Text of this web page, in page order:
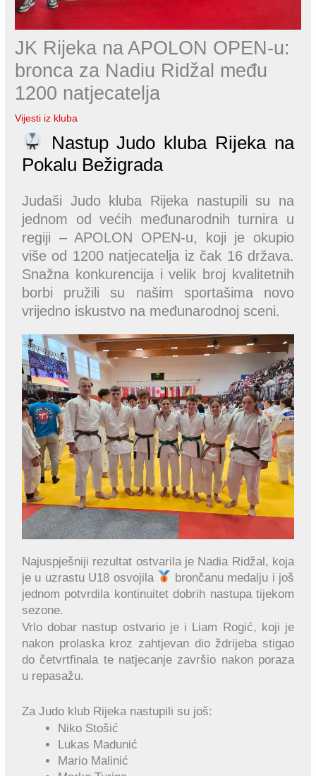
JK Rijeka na APOLON OPEN-u:
bronca za Nadiu Ridžal među
1200 natjecatelja
Vijesti iz kluba
Nastup Judo kluba Rijeka na
Pokalu Bežigrada
Judaši Judo kluba Rijeka nastupili su na
jednom od većih međunarodnih turnira u
regiji – APOLON OPEN-u, koji je okupio
više od 1200 natjecatelja iz čak 16 država.
Snažna konkurencija i velik broj kvalitetnih
borbi pružili su našim sportašima novo
vrijedno iskustvo na međunarodnoj sceni.
Najuspješniji rezultat ostvarila je Nadia Ridžal, koja
je u uzrastu U18 osvojila
brončanu medalju i još
jednom potvrdila kontinuitet dobrih nastupa tijekom
sezone.
Vrlo dobar nastup ostvario je i Liam Rogić, koji je
nakon prolaska kroz zahtjevan dio ždrijeba stigao
do četvrtfinala te natjecanje završio nakon poraza
u repasažu.
Za Judo klub Rijeka nastupili su još:
Niko Stošić
Lukas Madunić
Mario Malinić